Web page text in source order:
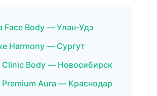
Face Body — Улан-Удэ
Harmony — Сургут
Clinic Body — Новосибирск
Aura — Краснодар